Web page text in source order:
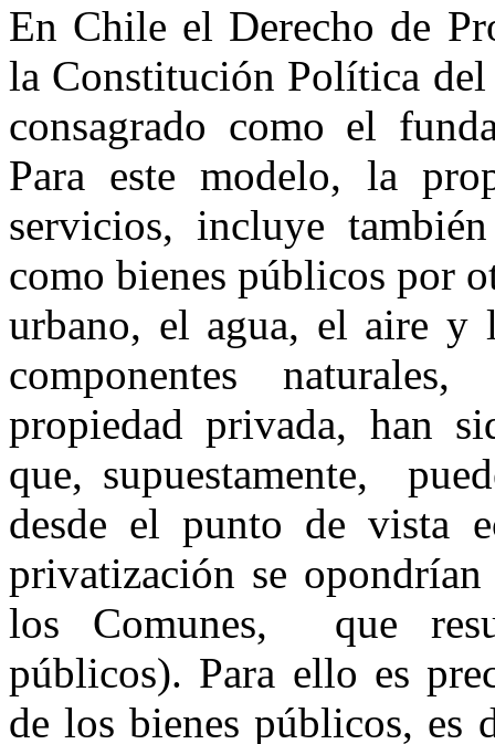
En Chile el Derecho de
la Constitución Política
consagrado como el
Para este modelo, la
servicios, incluye
como bienes públicos por
urbano, el agua, el aire y
componentes
propiedad privada, han
que, supuestamente,
desde el punto de vista
privatización se
los Comunes, que
públicos). Para ello es
de los bienes públicos, es